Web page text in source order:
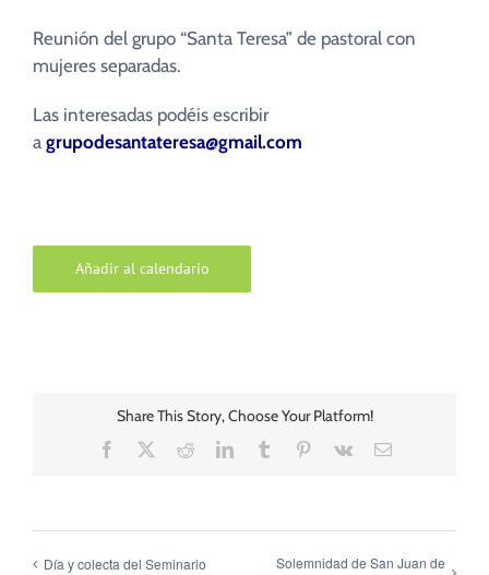
Reunión del grupo “Santa Teresa” de pastoral con
mujeres separadas.
Las interesadas podéis escribir
a grupodesantateresa@gmail.com
Añadir al calendario
Share This Story, Choose Your Platform!
Facebook RedditLinkedInTumblr Pinterest
Vk
Correo
Día y colecta del Seminario
Solemnidad de San Juan de